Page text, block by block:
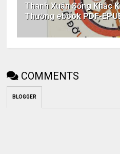
Thanh Xuân Sống Khắc
Thường ebook PDF-
COMMENTS
BLOGGER